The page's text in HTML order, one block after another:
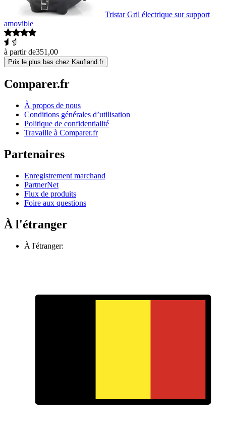
Tristar Gril électrique sur support
amovible
à partir de351,00
Prix le plus bas chez Kaufland.fr
Comparer.fr
À propos de nous
Conditions générales d’utilisation
Politique de confidentialité
Travaille à Comparer.fr
Partenaires
Enregistrement marchand
PartnerNet
Flux de produits
Foire aux questions
À l'étranger
À l'étranger: